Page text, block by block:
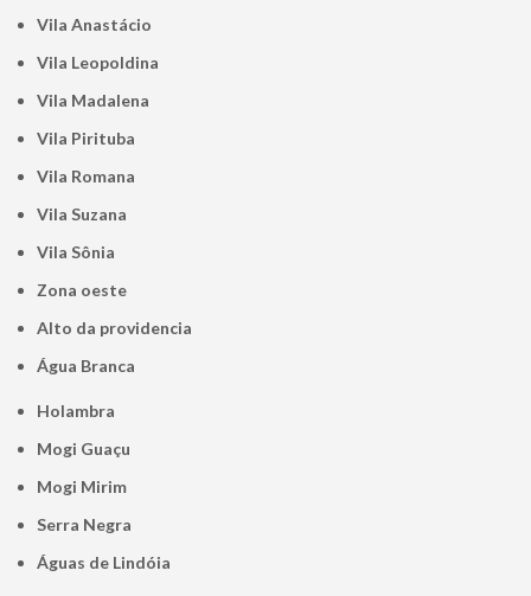
Vila Anastácio
Vila Leopoldina
Vila Madalena
Vila Pirituba
Vila Romana
Vila Suzana
Vila Sônia
Zona oeste
alto da providencia
Água Branca
Holambra
Mogi Guaçu
Mogi Mirim
Serra Negra
Águas de Lindóia